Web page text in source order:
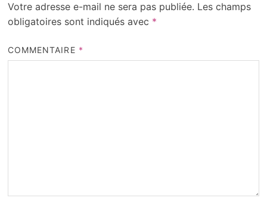
Votre adresse e-mail ne sera pas publiée. Les champs
obligatoires sont indiqués avec *
COMMENTAIRE *